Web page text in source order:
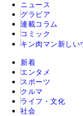
ニュース
グラビア
連載コラム
コミック
キン肉マン 新しい
新着
エンタメ
スポーツ
クルマ
ライフ・文化
社会